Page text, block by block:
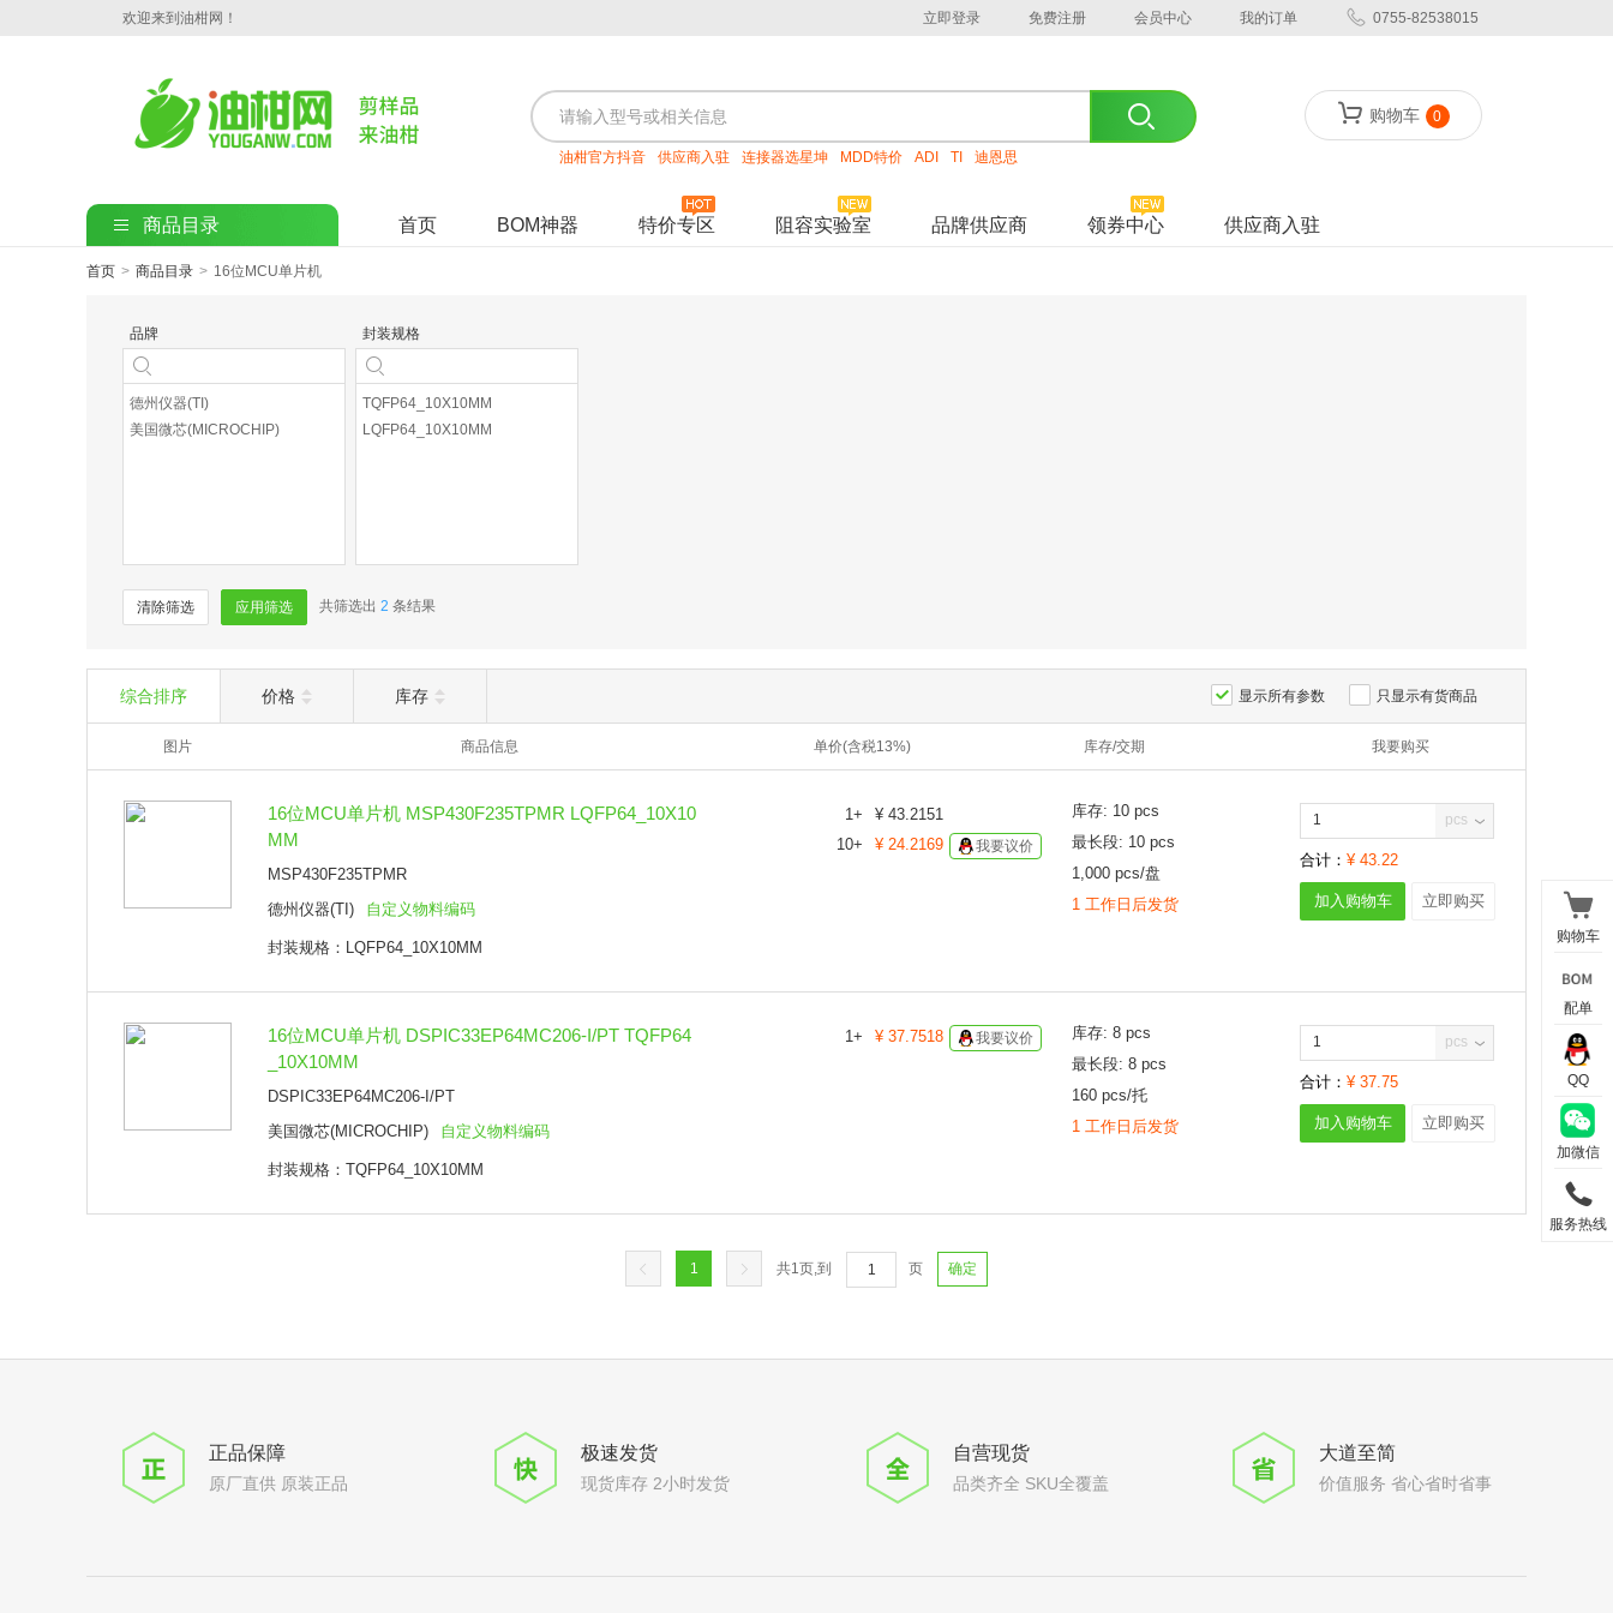
欢迎来到油柑网！ 立即登录 免费注册 会员中心 我的订单 0755-82538015
油柑官方抖音 供应商入驻 连接器选星坤 MDD特价 ADI TI 迪恩思
购物车 0
商品目录 首页 BOM神器 特价专区 阻容实验室 品牌供应商 领券中心 供应商入驻
首页 > 商品目录 > 16位MCU单片机
品牌
德州仪器(TI)
美国微芯(MICROCHIP)
封装规格
TQFP64_10X10MM
LQFP64_10X10MM
清除筛选 应用筛选 共筛选出 2 条结果
综合排序 价格 库存 显示所有参数 只显示有货商品
图片 商品信息 单价(含税13%) 库存/交期 我要购买
16位MCU单片机 MSP430F235TPMR LQFP64_10X10
MM
MSP430F235TPMR
德州仪器(TI)
自定义物料编码
封装规格：LQFP64_10X10MM
1+ ¥ 43.2151
10+ ¥ 24.2169 我要议价
库存: 10 pcs
最长段: 10 pcs
1,000 pcs/盘
1 工作日后发货
pcs
合计： ¥ 43.22
加入购物车 立即购买
16位MCU单片机 DSPIC33EP64MC206-I/PT TQFP64
_10X10MM
DSPIC33EP64MC206-I/PT
美国微芯(MICROCHIP)
自定义物料编码
封装规格：TQFP64_10X10MM
1+ ¥ 37.7518 我要议价 库存: 8 pcs
最长段: 8 pcs
160 pcs/托
1 工作日后发货
pcs
合计： ¥ 37.75
加入购物车 立即购买
1 共1页,到 页 确定
正品保障
原厂直供 原装正品
极速发货
现货库存 2小时发货
自营现货
品类齐全 SKU全覆盖
大道至简
价值服务 省心省时省事
购物车
配单
QQ
加微信
服务热线